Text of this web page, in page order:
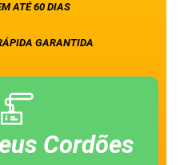
ATÉ 60 DIAS
GARANTIDA
Cordões